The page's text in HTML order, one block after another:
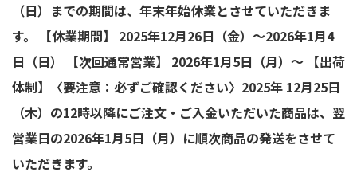
（日）までの期間は、年末年始休業とさせていただきま
す。 【休業期間】 2025年12月26日（金）～2026年1月4
日（日） 【次回通常営業】 2026年1月5日（月）～ 【出荷
体制】〈要注意：必ずご確認ください〉2025年 12月25日
（木）の12時以降にご注文・ご入金いただいた商品は、翌
営業日の2026年1月5日（月）に順次商品の発送をさせて
いただきます。